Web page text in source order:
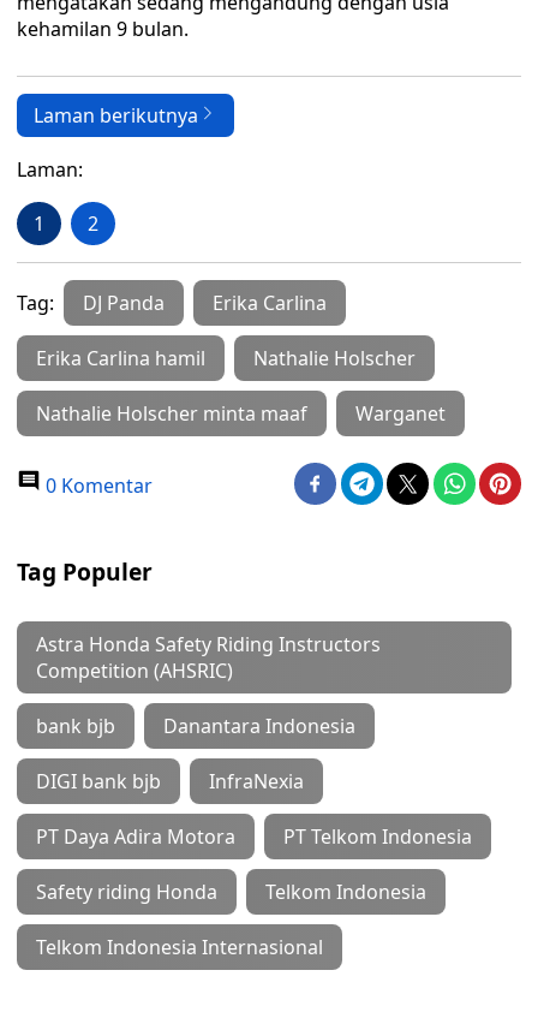
kehamilan 9 bulan.
Laman berikutnya
Laman:
1 2
Tag: DJ Panda Erika Carlina
Erika Carlina hamil Nathalie Holscher
Nathalie Holscher minta maaf Warganet
0 Komentar
Tag Populer
Astra Honda Safety Riding Instructors
Competition (AHSRIC)
bank bjb Danantara Indonesia
DIGI bank bjb InfraNexia
PT Daya Adira Motora PT Telkom Indonesia
Safety riding Honda Telkom Indonesia
Telkom Indonesia Internasional